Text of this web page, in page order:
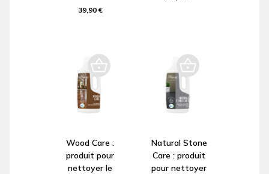
39,90 €
Wood Care :
produit pour
nettoyer le
Natural Stone
Care : produit
pour nettoyer